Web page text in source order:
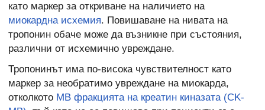
като маркер за откриване на наличието на
миокардна исхемия. Повишаване на нивата на
тропонин обаче може да възникне при състояния,
различни от исхемично увреждане.
Тропонинът има по-висока чувствителност като
маркер за необратимо увреждане на миокарда,
отколкото MB фракцията на креатин киназата (CK-